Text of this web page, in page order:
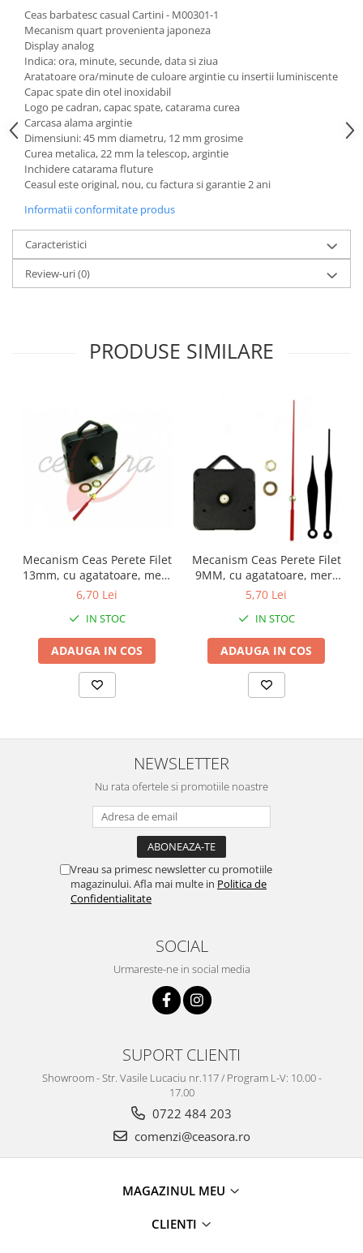
Abrazive
Ciocane Miniatura
Clesti Miniatura
Curatare Bijuterii
Dispozitive Bratari
Dispozitive Inele
Dispozitive Margelit
Fierastraie / Panze
Mandrine si Burghie
Menghine
Modelarea Metalului
Nicovale si Suporti
Scule de Mana
PROMOTII Curele Garmin
PROMOTII Scule Bijutier
PROMOTII Scule Ceasornicar
Scule si Accesorii Ceasuri
Catarame curea
Clesti Miniatura
Curatare si Intretinere
Cutii Pastrare Ceasuri
Dispozitive Bratari si Curele
Dispozitive Capace Ceas
Extractoare Indicatoare
Mecanisme Ceas
Surubelnite fine
Truse / Kituri Ceasornicar
Ceas barbatesc casual Cartini - M00301-1
Mecanism quart provenienta japoneza
Display analog
Indica: ora, minute, secunde, data si ziua
Aratatoare ora/minute de culoare argintie cu insertii luminiscente
Capac spate din otel inoxidabil
Logo pe cadran, capac spate, catarama curea
Carcasa alama argintie
Dimensiuni: 45 mm diametru, 12 mm grosime
Curea metalica, 22 mm la telescop, argintie
Inchidere catarama fluture
Ceasul este original, nou, cu factura si garantie 2 ani
Informatii conformitate produs
Caracteristici
Review-uri(0)
PRODUSE SIMILARE
Mecanism Ceas Perete Filet
13mm, cu agatatoare, mers
continuu, repere incluse
6,70 Lei
IN STOC
ADAUGA IN COS
Mecanism Ceas Perete Filet
9MM, cu agatatoare, mers
continuu, repere incluse
5,70 Lei
IN STOC
ADAUGA IN COS
NEWSLETTER
Nu rata ofertele si promotiile noastre
Vreau sa primesc newsletter cu promotiile
magazinului. Afla mai multe in Politica de
Confidentialitate
SOCIAL
Urmareste-ne in social media
SUPORT CLIENTI
Showroom - Str. Vasile Lucaciu nr.117 / Program L-V: 10.00 -
17.00
0722 484 203
comenzi@ceasora.ro
MAGAZINUL MEU
CLIENTI